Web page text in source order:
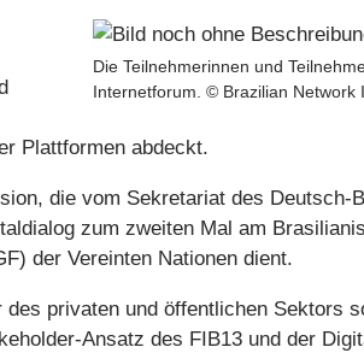
Die Teilnehmerinnen und
Internetforum. © Brazilian Network
Plattformen abdeckt.
die vom Sekretariat des Deutsch-
zum zweiten Mal am
der Vereinten Nationen dient.
privaten und öffentlichen Sektors
Ansatz des FIB13 und der